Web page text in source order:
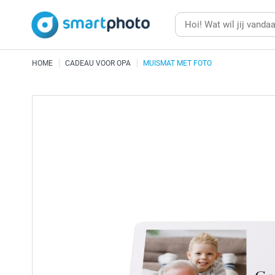
HOME CADEAU VOOR OPA MUISMAT MET FOTO